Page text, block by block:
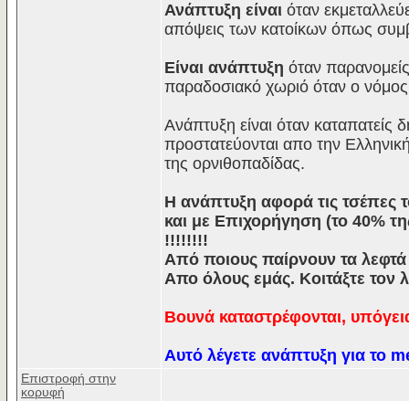
Ανάπτυξη είναι όταν
απόψεις των κατοίκων όπως
Είναι ανάπτυξη όταν
παραδοσιακό χωριό όταν ο
Ανάπτυξη είναι όταν καταπατείς
προστατεύονται απο την
της ορνιθοπαδίδας.
Η ανάπτυξη αφορά τις τσέπες
και με Επιχορήγηση (το 40%
!!!!!!!!
Από ποιους παίρνουν τα λεφτά
Απο όλους εμάς. Κοιτάξτε τον
Βουνά καταστρέφονται,
Αυτό λέγετε ανάπτυξη για το
Επιστροφή στην
κορυφή